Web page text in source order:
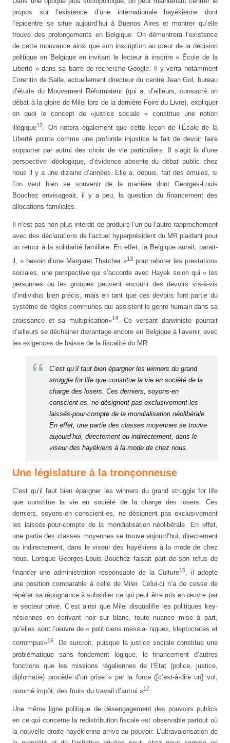
propos sur l’existence d’une internationale hayékienne dont
l’épicentre se situe aujourd’hui à Buenos Aires et montrer qu’elle
trouve des prolongements en Belgique. On démontrera l’existence
de cette mouvance ainsi que son inscription au cœur de la décision
politique en Belgique en invitant le lecteur à inscrire « École de la
Liberté » dans sa barre de recherche Google. Il y verra notamment
Corentin de Salle, actuellement directeur du centre Jean Gol, bureau
d’étude du Mouvement Réformateur (qui a, d’ailleurs, consacré un
débat à la gloire de Milei lors de la dernière Foire du Livre), expliquer
en quoi le concept de «justice sociale » constitue une notion
illogique12. On notera également que cette leçon de l’École de la
Liberté pointe comme une profonde injustice le fait de devoir faire
supporter par autrui des choix de vie particuliers. Il s’agit là d’une
perspective idéologique, d’évidence absente du débat public chez
nous il y a une dizaine d’années. Elle a, depuis, fait des émules, si
l’on veut bien se souvenir de la manière dont Georges-Louis
Bouchez envisageait, il y a peu, la question du financement des
allocations familiales.
Il n’est pas non plus interdit de produire l’un ou l’autre rapprochement
avec des déclarations de l’actuel hyperprésident du MR plaidant pour
un retour à la solidarité familiale. En effet, la Belgique aurait, parait-
il, « besoin d’une Margaret Thatcher »13 pour raboter les prestations
sociales, une perspective qui s’accorde avec Hayek selon qui « les
personnes ou les groupes peuvent encourir des devoirs vis-à-vis
d’individus bien précis, mais en tant que ces devoirs font partie du
système de règles communes qui assistent le genre humain dans sa
croissance et sa multiplication»14. Ce versant darwiniste pourrait
d’ailleurs se déchainer davantage encore en Belgique à l’avenir, avec
les exigences de baisse de la fiscalité du MR.
C’est qu’il faut bien épargner les winners du grand
struggle for life que constitue la vie en société de la
charge des losers. Ces derniers, soyons-en
conscient·es, ne désignent pas exclusivement les
laissés-pour-compte de la mondialisation néolibérale.
En effet, une partie des classes moyennes se trouve
aujourd’hui, directement ou indirectement, dans le
viseur des hayékiens à la mode de chez nous.
Une législature à la tronçonneuse
C’est qu’il faut bien épargner les winners du grand struggle for life
que constitue la vie en société de la charge des losers. Ces
derniers, soyons-en conscient·es, ne désignent pas exclusivement
les laissés-pour-compte de la mondialisation néolibérale. En effet,
une partie des classes moyennes se trouve aujourd’hui, directement
ou indirectement, dans le viseur des hayékiens à la mode de chez
nous. Lorsque Georges-Louis Bouchez faisait part de son refus de
financer une administration responsable de la Culture15, il adopte
une position comparable à celle de Milei. Celui-ci n’a de cesse de
répéter sa répugnance à subsidier ce qui peut être mis en œuvre par
le secteur privé. C’est ainsi que Milei disqualifie les politiques key-
nésiennes en écrivant noir sur blanc, toute nuance mise à part,
qu’elles sont l’œuvre de « politiciens messia- niques, kleptocrates et
corrompus»16. De surcroit, puisque la justice sociale constitue une
problématique sans fondement logique, le financement d’autres
fonctions que les missions régaliennes de l’État (police, justice,
diplomatie) procède d’un prise « par la force ([c’est-à-dire un] vol,
nommé impôt, des fruits du travail d’autrui »17.
Une même ligne politique de désengagement des pouvoirs publics
en ce qui concerne la redistribution fiscale est observable partout où
la nouvelle droite hayékienne arrive au pouvoir. L’ultravalorisation de